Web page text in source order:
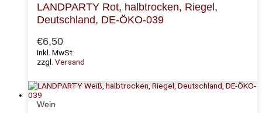
LANDPARTY Rot, halbtrocken, Riegel,
Deutschland, DE-ÖKO-039
€6,50
Inkl. MwSt.
zzgl. Versand
Wein